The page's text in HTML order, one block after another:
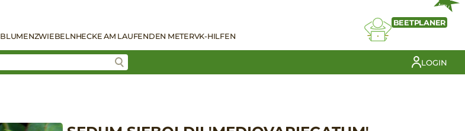
BLUMENZWIEBELNHECKE AM LAUFENDEN METERVK-HILFEN
NEU
BEETPLANER
LOGIN